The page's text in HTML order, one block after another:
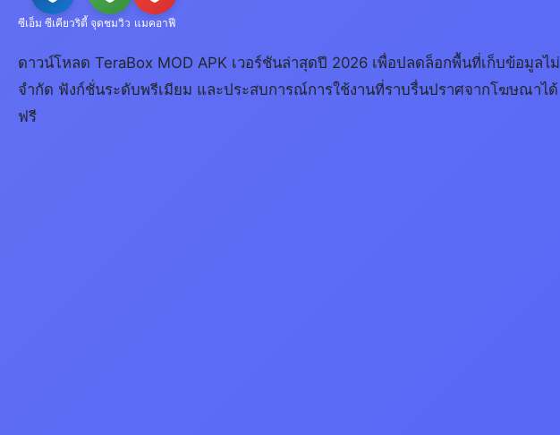
ซีเอ็ม ซีเคียวริตี้ จุดชมวิว แมคอาฟี
ดาวน์โหลด TeraBox MOD APK เวอร์ชันล่าสุดปี 2026 เพื่อปลดล็อกพื้นที่เก็บข้อมูลไม่
จำกัด ฟังก์ชั่นระดับพรีเมียม และประสบการณ์การใช้งานที่ราบรื่นปราศจากโฆษณาได้
ฟรี